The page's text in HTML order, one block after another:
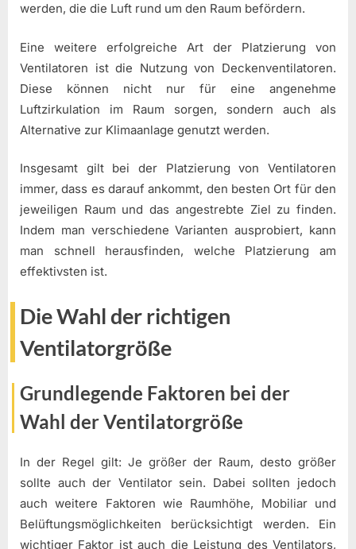
werden, die die Luft rund um den Raum befördern.
Eine weitere erfolgreiche Art der Platzierung von
Ventilatoren ist die Nutzung von Deckenventilatoren.
Diese können nicht nur für eine angenehme
Luftzirkulation im Raum sorgen, sondern auch als
Alternative zur Klimaanlage genutzt werden.
Insgesamt gilt bei der Platzierung von Ventilatoren
immer, dass es darauf ankommt, den besten Ort für den
jeweiligen Raum und das angestrebte Ziel zu finden.
Indem man verschiedene Varianten ausprobiert, kann
man schnell herausfinden, welche Platzierung am
effektivsten ist.
Die Wahl der richtigen
Ventilatorgröße
Grundlegende Faktoren bei der
Wahl der Ventilatorgröße
In der Regel gilt: Je größer der Raum, desto größer
sollte auch der Ventilator sein. Dabei sollten jedoch
auch weitere Faktoren wie Raumhöhe, Mobiliar und
Belüftungsmöglichkeiten berücksichtigt werden. Ein
wichtiger Faktor ist auch die Leistung des Ventilators,